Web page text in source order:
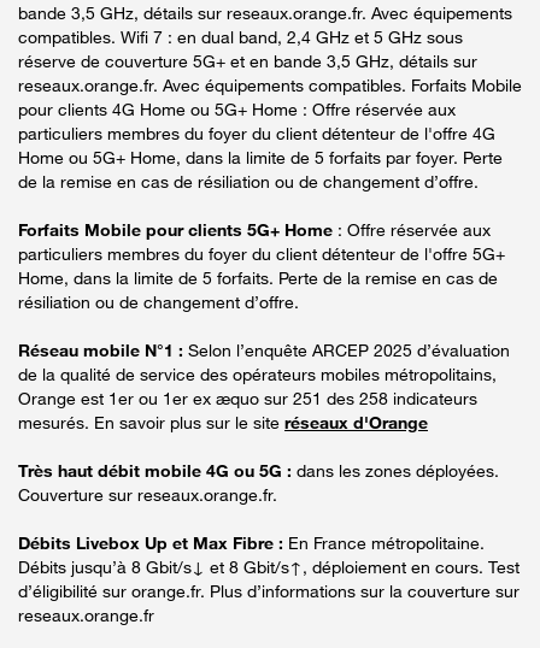
bande 3,5 GHz, détails sur reseaux.orange.fr. Avec équipements
compatibles. Wifi 7 : en dual band, 2,4 GHz et 5 GHz sous
réserve de couverture 5G+ et en bande 3,5 GHz, détails sur
reseaux.orange.fr. Avec équipements compatibles. Forfaits Mobile
pour clients 4G Home ou 5G+ Home : Offre réservée aux
particuliers membres du foyer du client détenteur de l'offre 4G
Home ou 5G+ Home, dans la limite de 5 forfaits par foyer. Perte
de la remise en cas de résiliation ou de changement d’offre.
Forfaits Mobile pour clients 5G+ Home : Offre réservée aux
particuliers membres du foyer du client détenteur de l'offre 5G+
Home, dans la limite de 5 forfaits. Perte de la remise en cas de
résiliation ou de changement d’offre.
Réseau mobile N°1 : Selon l’enquête ARCEP 2025 d’évaluation
de la qualité de service des opérateurs mobiles métropolitains,
Orange est 1er ou 1er ex æquo sur 251 des 258 indicateurs
mesurés. En savoir plus sur le site réseaux d'Orange
Très haut débit mobile 4G ou 5G : dans les zones déployées.
Couverture sur reseaux.orange.fr.
Débits Livebox Up et Max Fibre : En France métropolitaine.
Débits jusqu’à 8 Gbit/s↓ et 8 Gbit/s↑, déploiement en cours. Test
d’éligibilité sur orange.fr. Plus d’informations sur la couverture sur
reseaux.orange.fr